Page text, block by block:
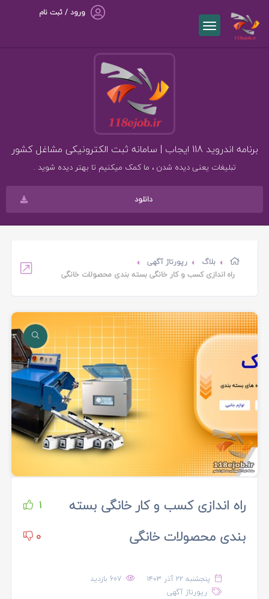
ورود / ثبت نام
برنامه اندروید 118 ایجاب | سامانه ثبت الکترونیکی مشاغل کشور
تبلیغات یعنی دیده شدن ، ما کمک میکنیم تا بهتر دیده شوید .
دانلود
بلاگ
رپورتاژ آگهی
راه اندازی کسب و کار خانگی بسته بندی محصولات خانگی
راه اندازی کسب و کار خانگی بسته
بندی محصولات خانگی
1
0
پنجشنبه ۲۲ آذر ۱۴۰۳
607 بازدید
رپورتاژ آگهی